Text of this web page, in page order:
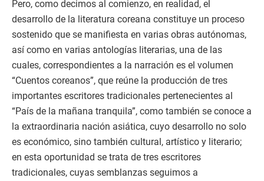
Pero, como decimos al comienzo, en realidad, el
desarrollo de la literatura coreana constituye un proceso
sostenido que se manifiesta en varias obras autónomas,
así como en varias antologías literarias, una de las
cuales, correspondientes a la narración es el volumen
“Cuentos coreanos”, que reúne la producción de tres
importantes escritores tradicionales pertenecientes al
“País de la mañana tranquila”, como también se conoce a
la extraordinaria nación asiática, cuyo desarrollo no solo
es económico, sino también cultural, artístico y literario;
en esta oportunidad se trata de tres escritores
tradicionales, cuyas semblanzas seguimos a